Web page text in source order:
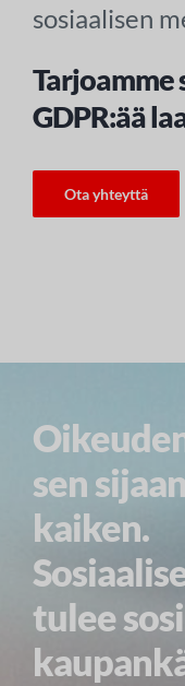
sosiaalisen
GDPR:ää
Ota yhteyttä
sen
kaiken.
tulee